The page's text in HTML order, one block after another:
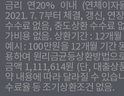
금리 연20% 이내 (연체이
2021. 7. 7부터 체결, 갱신, 연
수수료 없음, 중도상환 수수료
가비용 없음. 상환기간 : 12개
예시 : 100만원을 12개월 기간
용하여 원리금균등상환방법으
금액 1,111,614원 (단, 대출상
약 내용에 따라 달라질 수 있습
수료율 등 조기상환조건 없음.